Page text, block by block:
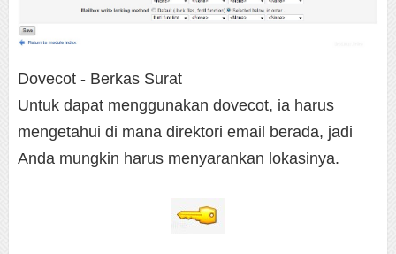
Dovecot - Berkas Surat
Untuk dapat menggunakan dovecot, ia harus
mengetahui di mana direktori email berada, jadi
Anda mungkin harus menyarankan lokasinya.